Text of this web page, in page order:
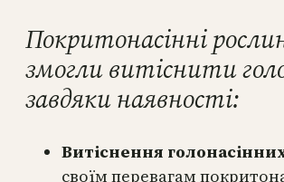
Покритонасінні
змогли витіснити
завдяки наявності:
Витіснення
своїм перевагам